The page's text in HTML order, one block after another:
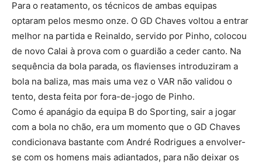
Para o reatamento, os técnicos de ambas equipas
optaram pelos mesmo onze. O GD Chaves voltou a entrar
melhor na partida e Reinaldo, servido por Pinho, colocou
de novo Calai à prova com o guardião a ceder canto. Na
sequência da bola parada, os flavienses introduziram a
bola na baliza, mas mais uma vez o VAR não validou o
tento, desta feita por fora-de-jogo de Pinho.
Como é apanágio da equipa B do Sporting, sair a jogar
com a bola no chão, era um momento que o GD Chaves
condicionava bastante com André Rodrigues a envolver-
se com os homens mais adiantados, para não deixar os